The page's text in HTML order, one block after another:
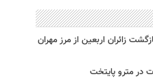
زائران اربعین از مرز مهران
در مترو پایتخت